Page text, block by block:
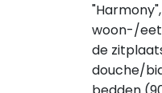
woon-/
de
douche/